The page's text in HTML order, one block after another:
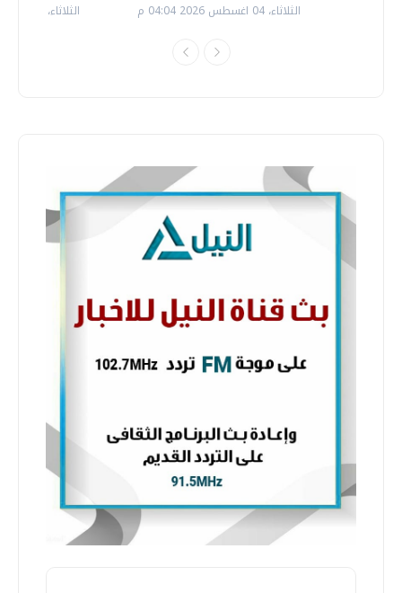
الثلاثاء، 14 يوليو 2026 06:11 م الثلاثاء، 04 اغسطس 2026 04:04 م